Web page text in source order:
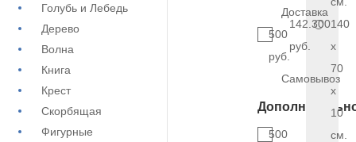
Голубь и Лебедь
Дерево
Волна
Книга
Крест
Скорбящая
Фигурные
Доставка
500
руб.
Самовывоз
500
142.300
руб.
140
x
70
x
10
см.